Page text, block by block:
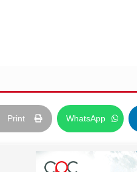
WhatsApp
Print